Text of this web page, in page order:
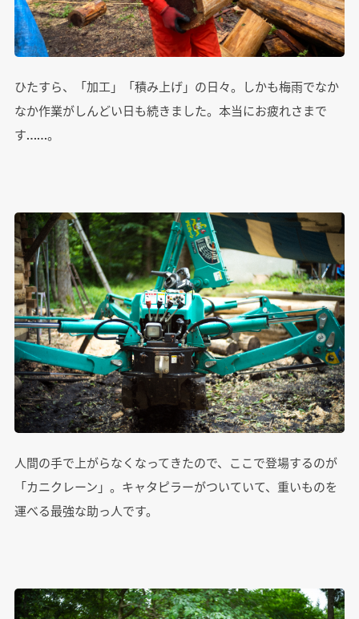
ひたすら、「加工」「積み上げ」の日々。しかも梅雨でなか
なか作業がしんどい日も続きました。本当にお疲れさまで
す……。
人間の手で上がらなくなってきたので、ここで登場するのが
「カニクレーン」。キャタピラーがついていて、重いものを
運べる最強な助っ人です。